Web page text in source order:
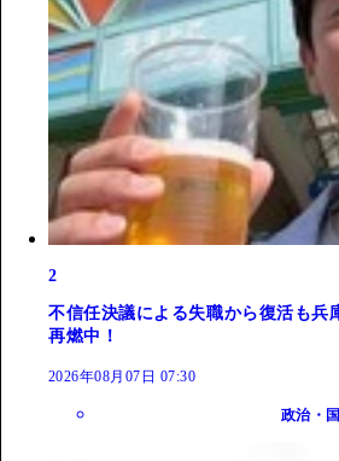
2
不信任決議による失職から復活も兵
再燃中！
2026年08月07日 07:30
政治・